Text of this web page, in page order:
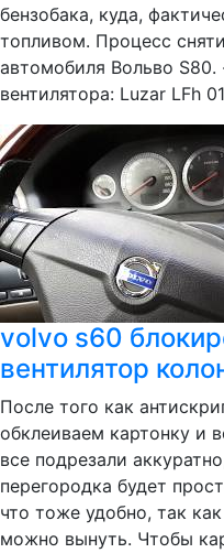
бензобака, куда,
топливом. Процесс
автомобиля Вольво S80.
вентилятора: Luzar LFh
volvo s60
вентилятор
После того как
обклеиваем картонку и
все подрезали
перегородка будет
что тоже удобно, так
можно вынуть. Чтобы